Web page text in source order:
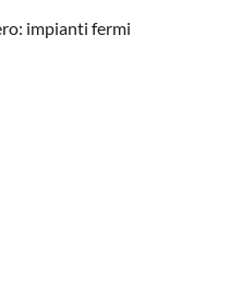
impianti fermi